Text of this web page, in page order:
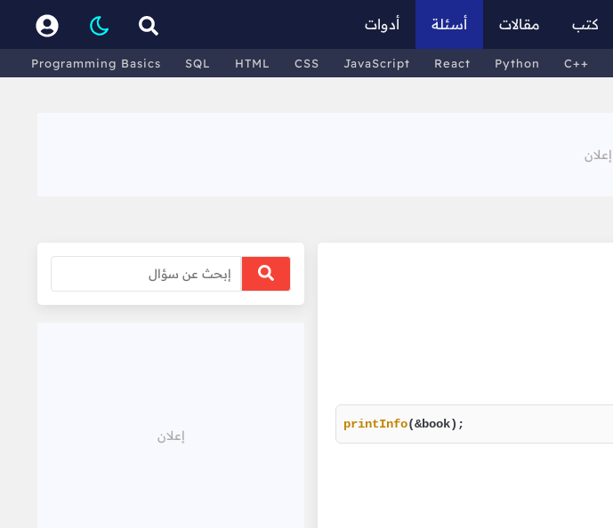
كتب مقالات أسئلة أدوات
Programming Basics SQL HTML CSS JavaScript React Python C++
printInfo(&book);